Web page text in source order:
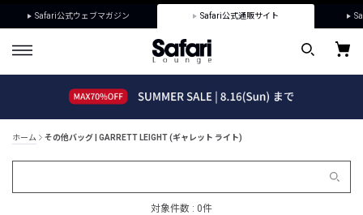
Safari公式ウェブマガジン Safari公式通販サイト
ホーム その他バッグ | GARRETT LEIGHT (ギャレット ライト)
対象件数 : 0件